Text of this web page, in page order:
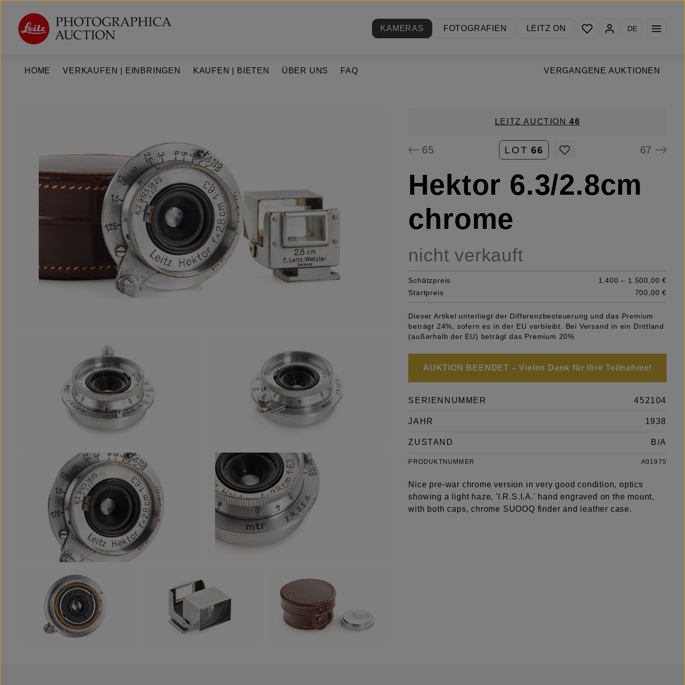
Hauptinhalt springen
Zur Hauptnavigation springen
KAMERAS
FOTOGRAFIEN LEITZ ON
Du hast 0 Produkte auf
DE
HOME VERGANGENE AUKTIONEN
VERKAUFEN | EINBRINGEN KAUFEN | BIETEN ÜBER UNS FAQ
LEITZ AUCTION46
65 LOT 66 67
Hektor 6.3/2.8cm
chrome
nicht verkauft
Schätzpreis
1.400 – 1.500,00 €
Startpreis
700,00 €
Dieser Artikel unterliegt der Differenzbesteuerung und das Premium
beträgt 24%, sofern es in der EU verbleibt. Bei Versand in ein Drittland
(außerhalb der EU) beträgt das Premium 20%
AUKTION BEENDET – Vielen Dank für Ihre Teilnahme!
SERIENNUMMER 452104
JAHR 1938
ZUSTAND B/A
PRODUKTNUMMER A01975
Nice pre-war chrome version in very good condition, optics
showing a light haze, 'I.R.S.I.A.' hand engraved on the mount,
with both caps, chrome SUOOQ finder and leather case.